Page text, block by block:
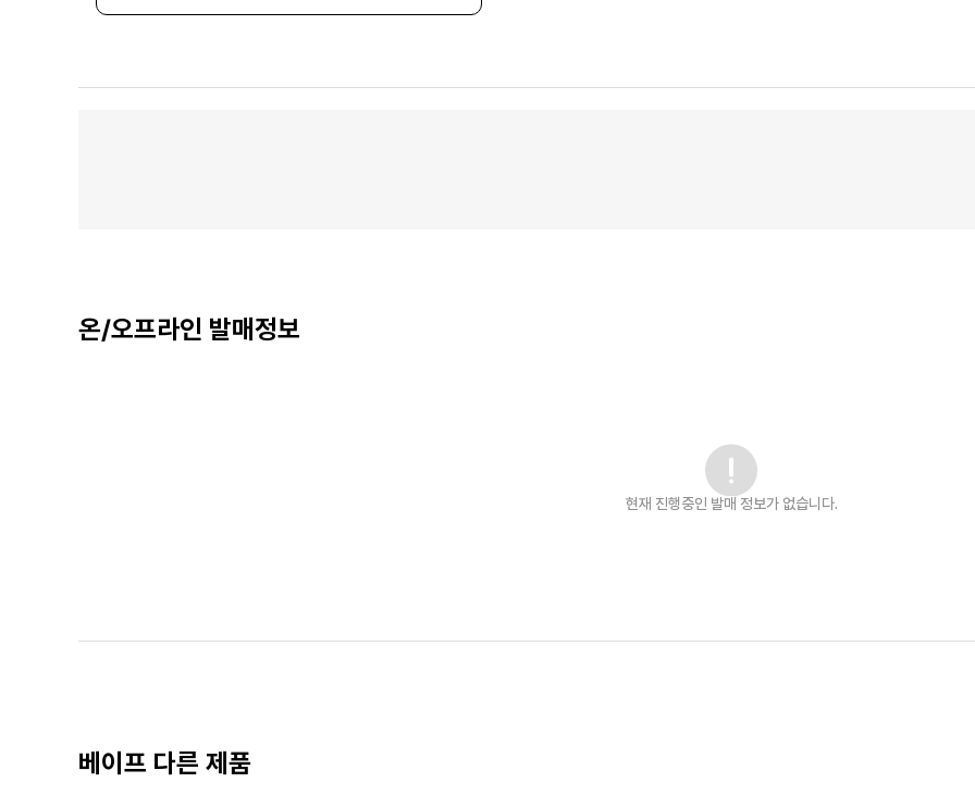
온/오프라인 발매정보
현재 진행중인 발매 정보가 없습니다.
베이프 다른 제품